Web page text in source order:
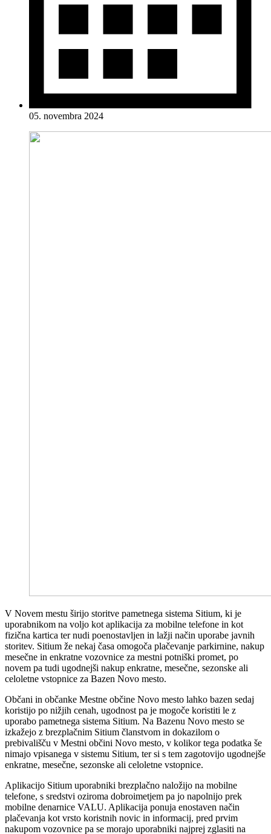
05. novembra 2024
V Novem mestu širijo storitve pametnega sistema Sitium, ki je
uporabnikom na voljo kot aplikacija za mobilne telefone in kot
fizična kartica ter nudi poenostavljen in lažji način uporabe javnih
storitev. Sitium že nekaj časa omogoča plačevanje parkirnine, nakup
mesečne in enkratne vozovnice za mestni potniški promet, po
novem pa tudi ugodnejši nakup enkratne, mesečne, sezonske ali
celoletne vstopnice za Bazen Novo mesto.
Občani in občanke Mestne občine Novo mesto lahko bazen sedaj
koristijo po nižjih cenah, ugodnost pa je mogoče koristiti le z
uporabo pametnega sistema Sitium. Na Bazenu Novo mesto se
izkažejo z brezplačnim Sitium članstvom in dokazilom o
prebivališču v Mestni občini Novo mesto, v kolikor tega podatka še
nimajo vpisanega v sistemu Sitium, ter si s tem zagotovijo ugodnejše
enkratne, mesečne, sezonske ali celoletne vstopnice.
Aplikacijo Sitium uporabniki brezplačno naložijo na mobilne
telefone, s sredstvi oziroma dobroimetjem pa jo napolnijo prek
mobilne denarnice VALU. Aplikacija ponuja enostaven način
plačevanja kot vrsto koristnih novic in informacij, pred prvim
nakupom vozovnice pa se morajo uporabniki najprej zglasiti na